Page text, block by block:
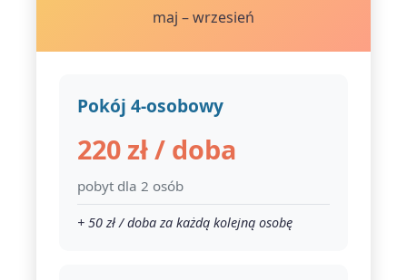
maj – wrzesień
Pokój 4-osobowy
220 zł / doba
pobyt dla 2 osób
+ 50 zł / doba za każdą kolejną osobę